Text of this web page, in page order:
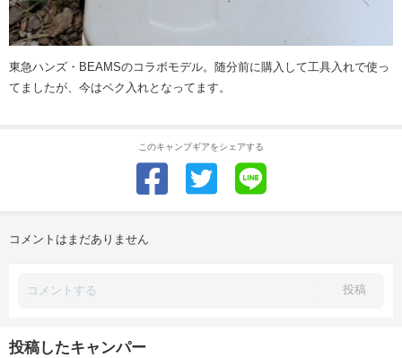
東急ハンズ・BEAMSのコラボモデル。随分前に購入して工具入れで使っ
てましたが、今はペク入れとなってます。
このキャンプギアをシェアする
コメントはまだありません
投稿
投稿したキャンパー